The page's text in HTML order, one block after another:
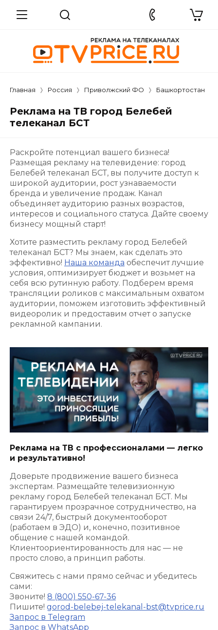
Главная Россия Приволжский ФО Башкортостан
Реклама на ТВ город Белебей
телеканал БСТ
Раскройте потенциал вашего бизнеса!
Размещая рекламу на телевидение: город
Белебей телеканал БСТ, вы получите доступ к
широкой аудитории, рост узнаваемости
бренда и увеличение продаж. Канал
объединяет аудиторию разных возрастов,
интересов и социального статуса. Дайте своему
бизнесу мощный старт!
Хотите разместить рекламу город Белебей
телеканал БСТ? Мы знаем, как сделать это
эффективно! Наша команда обеспечит лучшие
условия, оптимизирует бюджет и возьмет на
себя всю рутинную работу. Подберем время
трансляции роликов с максимальным охватом
аудитории, поможем изготовить эффективный
видеоролик и предоставим отчет о запуске
рекламной кампании.
Реклама на ТВ с профессионалами — легко
и результативно!
Доверьте продвижение вашего бизнеса
экспертам. Размещайте телевизионную
рекламу город Белебей телеканал БСТ. Мы
гарантируем прозрачное сотрудничество, на
связи 24/7, быстрый документооборот
(работаем в ЭДО) и, конечно, позитивное
общение с нашей командой.
Клиентоориентированность для нас — не
просто слово, а принцип работы.
Свяжитесь с нами прямо сейчас и убедитесь
сами:
Звоните! 8 (800) 550-67-36
Пишите! gorod-belebej-telekanal-bst@tvprice.ru
Запрос в Telegram
Запрос в WhatsApp